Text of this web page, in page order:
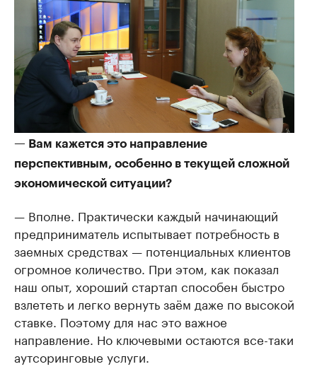
— Вам кажется это направление
перспективным, особенно в текущей сложной
экономической ситуации?
— Вполне. Практически каждый начинающий
предприниматель испытывает потребность в
заемных средствах — потенциальных клиентов
огромное количество. При этом, как показал
наш опыт, хороший стартап способен быстро
взлететь и легко вернуть заём даже по высокой
ставке. Поэтому для нас это важное
направление. Но ключевыми остаются все-таки
аутсоринговые услуги.